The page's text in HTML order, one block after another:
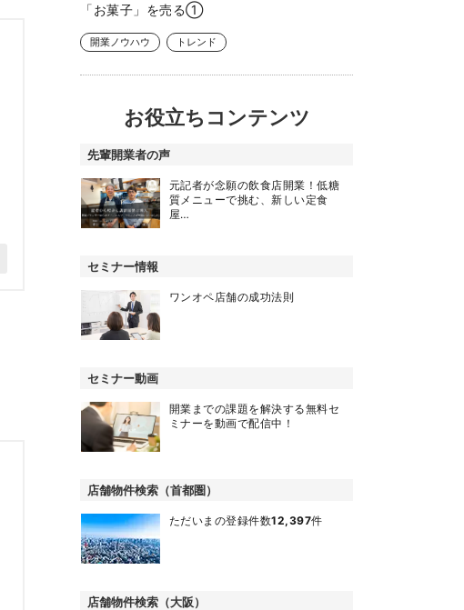
「お菓子」を売る①
開業ノウハウ トレンド
お役立ちコンテンツ
先輩開業者の声
元記者が念願の飲食店開業！低糖
質メニューで挑む、新しい定食
屋…
セミナー情報
ワンオペ店舗の成功法則
セミナー動画
開業までの課題を解決する無料セ
ミナーを動画で配信中！
店舗物件検索（首都圏）
ただいまの登録件数12,397件
店舗物件検索（大阪）